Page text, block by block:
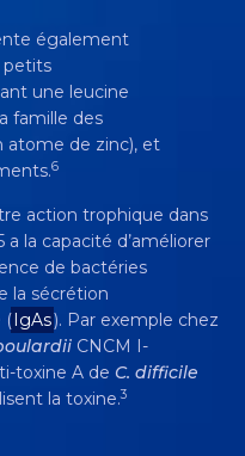
TRAITE LES
DE LA
MÉCANISMES
PROUVÉS
également
petits
une leucine
famille des
atome de zinc), et
6
action trophique dans
a la capacité d’améliorer
de bactéries
la sécrétion
(IgAs). Par exemple chez
CNCM I-
toxine A de C. difficile
la toxine.3